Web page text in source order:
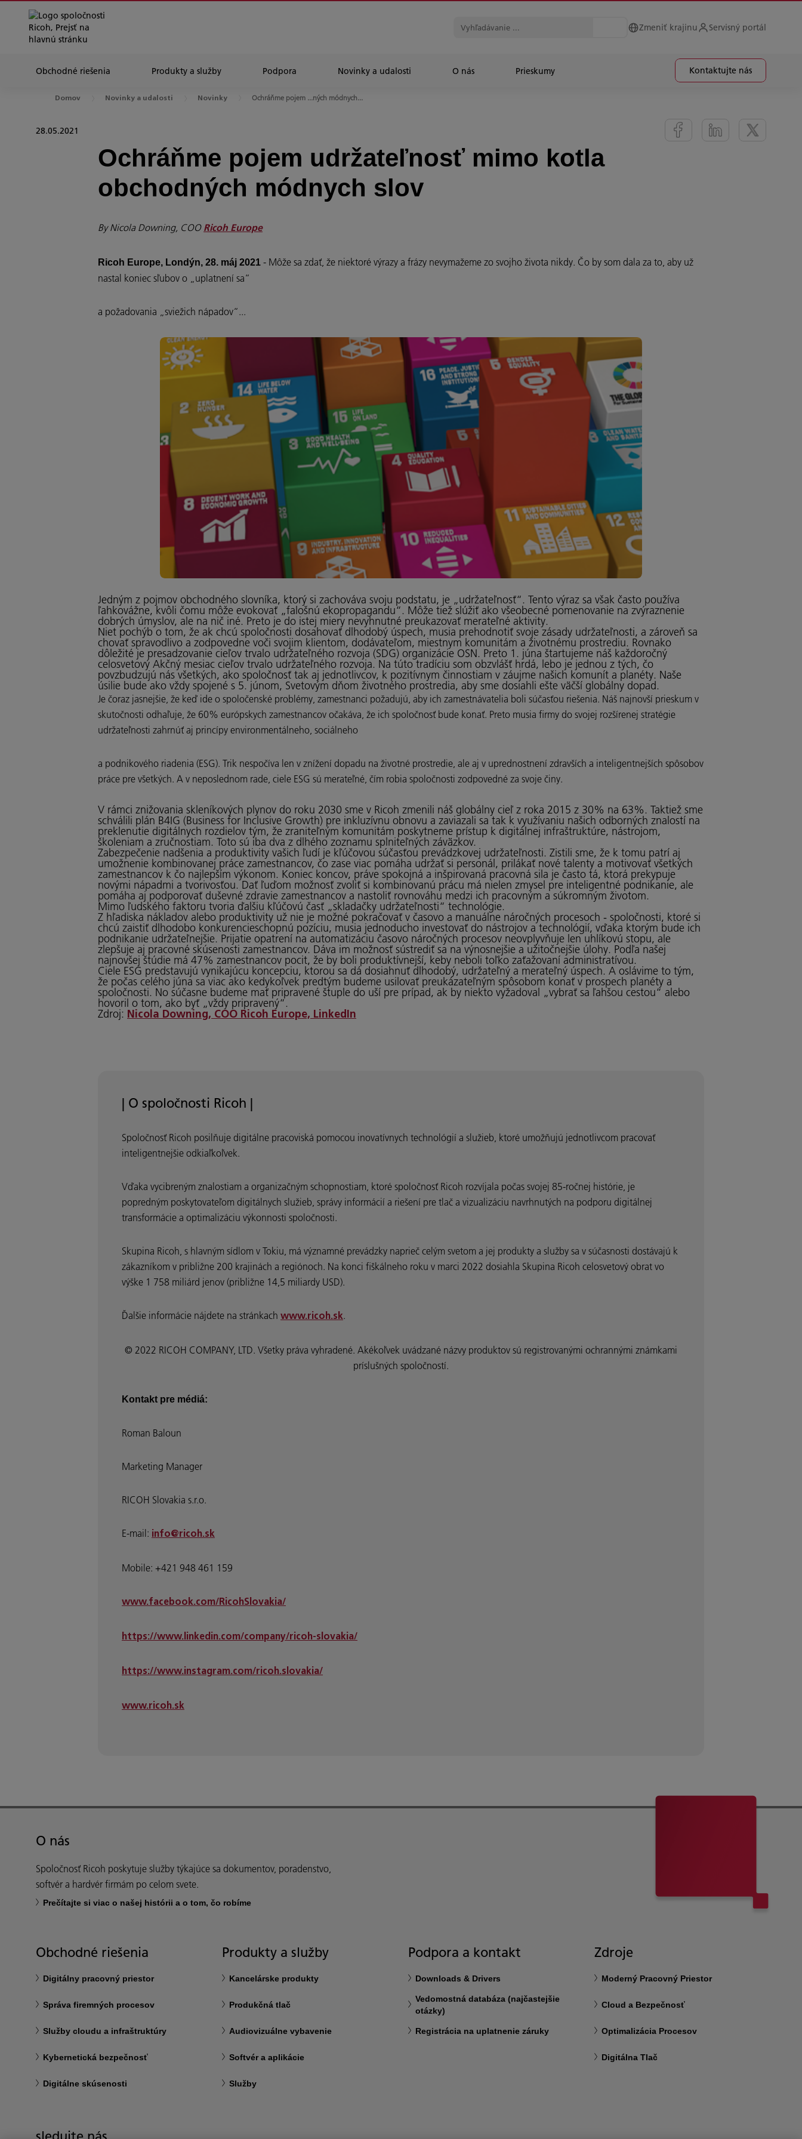
Zmeniť krajinu Servisný portál
Obchodné riešenia Produkty a služby Podpora Novinky a udalosti O nás Prieskumy Kontaktujte nás
Domov Novinky a udalosti Novinky Ochráňme pojem ...ných módnych...
28.05.2021
Ochráňme pojem udržateľnosť mimo kotla
obchodných módnych slov
By Nicola Downing, COO Ricoh Europe
Ricoh Europe, Londýn, 28. máj 2021 - Môže sa zdať, že niektoré výrazy a frázy nevymažeme zo svojho života nikdy. Čo by som dala za to, aby už
nastal koniec sľubov o „uplatnení sa“
a požadovania „sviežich nápadov“...
Jedným z pojmov obchodného slovníka, ktorý si zachováva svoju podstatu, je „udržateľnosť“. Tento výraz sa však často používa
ľahkovážne, kvôli čomu môže evokovať „falošnú ekopropagandu“. Môže tiež slúžiť ako všeobecné pomenovanie na zvýraznenie
dobrých úmyslov, ale na nič iné. Preto je do istej miery nevyhnutné preukazovať merateľné aktivity.
Niet pochýb o tom, že ak chcú spoločnosti dosahovať dlhodobý úspech, musia prehodnotiť svoje zásady udržateľnosti, a zároveň sa
chovať spravodlivo a zodpovedne voči svojim klientom, dodávateľom, miestnym komunitám a životnému prostrediu. Rovnako
dôležité je presadzovanie cieľov trvalo udržateľného rozvoja (SDG) organizácie OSN. Preto 1. júna štartujeme náš každoročný
celosvetový Akčný mesiac cieľov trvalo udržateľného rozvoja. Na túto tradíciu som obzvlášť hrdá, lebo je jednou z tých, čo
povzbudzujú nás všetkých, ako spoločnosť tak aj jednotlivcov, k pozitívnym činnostiam v záujme našich komunít a planéty. Naše
úsilie bude ako vždy spojené s 5. júnom, Svetovým dňom životného prostredia, aby sme dosiahli ešte väčší globálny dopad.
Je čoraz jasnejšie, že keď ide o spoločenské problémy, zamestnanci požadujú, aby ich zamestnávatelia boli súčasťou riešenia. Náš najnovší prieskum v
skutočnosti odhaľuje, že 60% európskych zamestnancov očakáva, že ich spoločnosť bude konať. Preto musia firmy do svojej rozšírenej stratégie
udržateľnosti zahrnúť aj princípy environmentálneho, sociálneho
a podnikového riadenia (ESG). Trik nespočíva len v znížení dopadu na životné prostredie, ale aj v uprednostnení zdravších a inteligentnejších spôsobov
práce pre všetkých. A v neposlednom rade, ciele ESG sú merateľné, čím robia spoločnosti zodpovedné za svoje činy.
V rámci znižovania skleníkových plynov do roku 2030 sme v Ricoh zmenili náš globálny cieľ z roka 2015 z 30% na 63%. Taktiež sme
schválili plán B4IG (Business for Inclusive Growth) pre inkluzívnu obnovu a zaviazali sa tak k využívaniu našich odborných znalostí na
preklenutie digitálnych rozdielov tým, že zraniteľným komunitám poskytneme prístup k digitálnej infraštruktúre, nástrojom,
školeniam a zručnostiam. Toto sú iba dva z dlhého zoznamu splniteľných záväzkov.
Zabezpečenie nadšenia a produktivity vašich ľudí je kľúčovou súčasťou prevádzkovej udržateľnosti. Zistili sme, že k tomu patrí aj
umožnenie kombinovanej práce zamestnancov, čo zase viac pomáha udržať si personál, prilákať nové talenty a motivovať všetkých
zamestnancov k čo najlepším výkonom. Koniec koncov, práve spokojná a inšpirovaná pracovná sila je často tá, ktorá prekypuje
novými nápadmi a tvorivosťou. Dať ľuďom možnosť zvoliť si kombinovanú prácu má nielen zmysel pre inteligentné podnikanie, ale
pomáha aj podporovať duševné zdravie zamestnancov a nastoliť rovnováhu medzi ich pracovným a súkromným životom.
Mimo ľudského faktoru tvoria ďalšiu kľúčovú časť „skladačky udržateľnosti“ technológie.
Z hľadiska nákladov alebo produktivity už nie je možné pokračovať v časovo a manuálne náročných procesoch - spoločnosti, ktoré si
chcú zaistiť dlhodobo konkurencieschopnú pozíciu, musia jednoducho investovať do nástrojov a technológií, vďaka ktorým bude ich
podnikanie udržateľnejšie. Prijatie opatrení na automatizáciu časovo náročných procesov neovplyvňuje len uhlíkovú stopu, ale
zlepšuje aj pracovné skúsenosti zamestnancov. Dáva im možnosť sústrediť sa na výnosnejšie a užitočnejšie úlohy. Podľa našej
najnovšej štúdie má 47% zamestnancov pocit, že by boli produktívnejší, keby neboli toľko zaťažovaní administratívou.
Ciele ESG predstavujú vynikajúcu koncepciu, ktorou sa dá dosiahnuť dlhodobý, udržateľný a merateľný úspech. A oslávime to tým,
že počas celého júna sa viac ako kedykoľvek predtým budeme usilovať preukázateľným spôsobom konať v prospech planéty a
spoločnosti. No súčasne budeme mať pripravené štuple do uší pre prípad, ak by niekto vyžadoval „vybrať sa ľahšou cestou“ alebo
hovoril o tom, ako byť „vždy pripravený“.
Zdroj: Nicola Downing, COO Ricoh Europe, LinkedIn
| O spoločnosti Ricoh |
Spoločnosť Ricoh posilňuje digitálne pracoviská pomocou inovatívnych technológií a služieb, ktoré umožňujú jednotlivcom pracovať
inteligentnejšie odkiaľkoľvek.
Vďaka vycibreným znalostiam a organizačným schopnostiam, ktoré spoločnosť Ricoh rozvíjala počas svojej 85-ročnej histórie, je
popredným poskytovateľom digitálnych služieb, správy informácií a riešení pre tlač a vizualizáciu navrhnutých na podporu digitálnej
transformácie a optimalizáciu výkonnosti spoločnosti.
Skupina Ricoh, s hlavným sídlom v Tokiu, má významné prevádzky naprieč celým svetom a jej produkty a služby sa v súčasnosti dostávajú k
zákazníkom v približne 200 krajinách a regiónoch. Na konci fiškálneho roku v marci 2022 dosiahla Skupina Ricoh celosvetový obrat vo
výške 1 758 miliárd jenov (približne 14,5 miliardy USD).
Ďalšie informácie nájdete na stránkach www.ricoh.sk.
© 2022 RICOH COMPANY, LTD. Všetky práva vyhradené. Akékoľvek uvádzané názvy produktov sú registrovanými ochrannými známkami
príslušných spoločností.
Kontakt pre médiá:
Roman Baloun
Marketing Manager
RICOH Slovakia s.r.o.
E-mail: info@ricoh.sk
Mobile: +421 948 461 159
www.facebook.com/RicohSlovakia/
https://www.linkedin.com/company/ricoh-slovakia/
https://www.instagram.com/ricoh.slovakia/
www.ricoh.sk
O nás
Spoločnosť Ricoh poskytuje služby týkajúce sa dokumentov, poradenstvo,
softvér a hardvér firmám po celom svete.
Prečítajte si viac o našej histórii a o tom, čo robíme
Obchodné riešenia
Digitálny pracovný priestor
Správa firemných procesov
Služby cloudu a infraštruktúry
Kybernetická bezpečnosť
Digitálne skúsenosti
Produkty a služby
Kancelárske produkty
Produkčná tlač
Audiovizuálne vybavenie
Softvér a aplikácie
Služby
Podpora a kontakt
Downloads & Drivers
Vedomostná databáza (najčastejšie
otázky)
Registrácia na uplatnenie záruky
Zdroje
Moderný Pracovný Priestor
Cloud a Bezpečnosť
Optimalizácia Procesov
Digitálna Tlač